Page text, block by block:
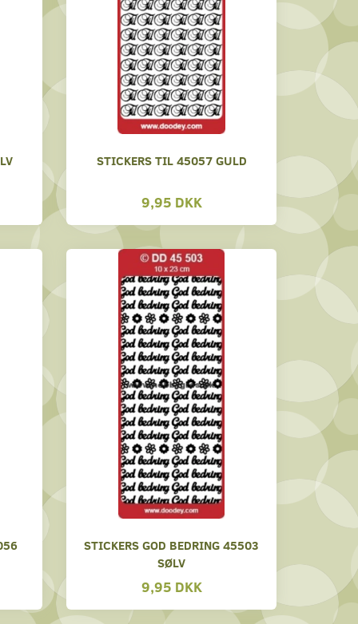
STICKERS TIL 45057 GULD
9,95 DKK
STICKERS GOD BEDRING 45503
SØLV
9,95 DKK